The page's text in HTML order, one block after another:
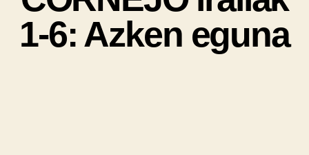
1-6: Azken eguna